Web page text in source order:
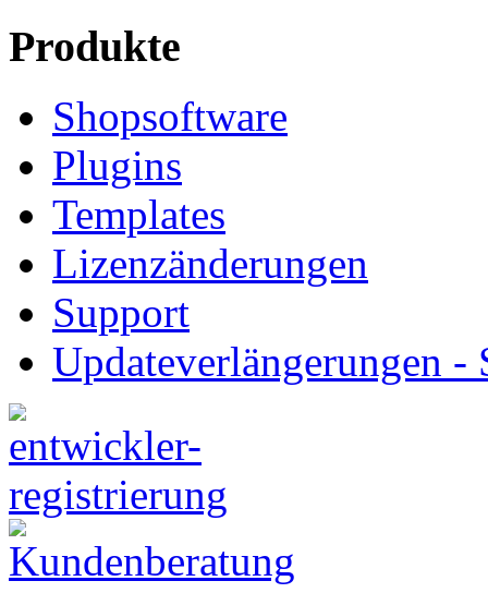
Produkte
Shopsoftware
Plugins
Templates
Lizenzänderungen
Support
Updateverlängerungen -